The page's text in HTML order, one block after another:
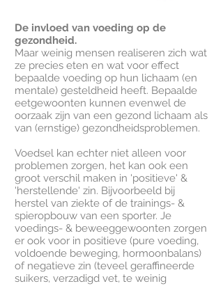
De invloed van voeding op de
gezondheid.
Maar weinig mensen realiseren zich wat
ze precies eten en wat voor effect
bepaalde voeding op hun lichaam (en
mentale) gesteldheid heeft. Bepaalde
eetgewoonten kunnen evenwel de
oorzaak zijn van een gezond lichaam als
van (ernstige) gezondheidsproblemen.
Voedsel kan echter niet alleen voor
problemen zorgen, het kan ook een
groot verschil maken in 'positieve' &
'herstellende' zin. Bijvoorbeeld bij
herstel van ziekte of de trainings- &
spieropbouw van een sporter. Je
voedings- & beweeggewoonten zorgen
er ook voor in positieve (pure voeding,
voldoende beweging, hormoonbalans)
of negatieve zin (teveel geraffineerde
suikers, verzadigd vet, te weinig